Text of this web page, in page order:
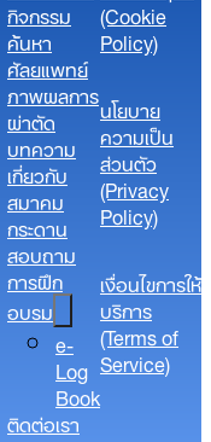
กิจกรรม
ค้นหา
ศัลยแพทย์
ภาพผลการ
ผ่าตัด
บทความ
เกี่ยวกับ
สมาคม
กระดาน
สอบถาม
การฝึก
อบรม
e-
Log
Book
ติดต่อเรา
(Cookie
Policy)
นโยบาย
ความเป็น
ส่วนตัว​
(Privacy
Policy)​
เงื่อนไขการให้
บริการ
(Terms of
Service)